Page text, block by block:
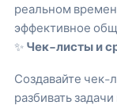
реальном
эффективное
✨ Чек-листы и
Создавайте чек-
разбивать